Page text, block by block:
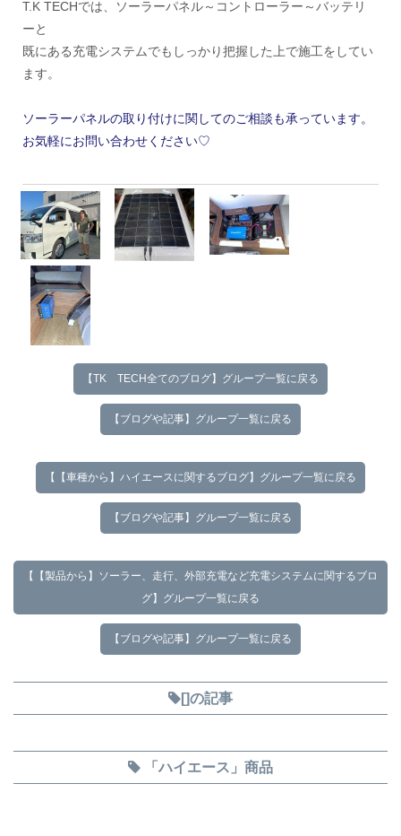
T.K TECHでは、ソーラーパネル～コントローラー～バッテリ
ーと
既にある充電システムでもしっかり把握した上で施工をしてい
ます。
ソーラーパネルの取り付けに関してのご相談も承っています。
お気軽にお問い合わせください♡
【TK TECH全てのブログ】グループ一覧に戻る
【ブログや記事】グループ一覧に戻る
【【車種から】ハイエースに関するブログ】グループ一覧に戻る
【ブログや記事】グループ一覧に戻る
【【製品から】ソーラー、走行、外部充電など充電システムに関するブロ
グ】グループ一覧に戻る
【ブログや記事】グループ一覧に戻る
[]の記事
「ハイエース」商品